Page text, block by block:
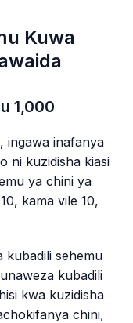
Kuwa
1,000
ingawa inafanya
ni kuzidisha kiasi
ya chini ya
kama vile 10,
kubadili sehemu
kubadili
kwa kuzidisha
chini,